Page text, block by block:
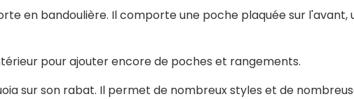
en bandoulière. Il comporte une poche plaquée sur l'avant,
pour ajouter encore de poches et rangements.
sur son rabat. Il permet de nombreux styles et de